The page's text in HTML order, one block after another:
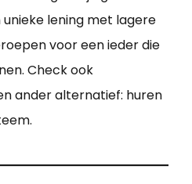
unieke lening met lagere
voor een ieder die
Check ook
ander alternatief: huren